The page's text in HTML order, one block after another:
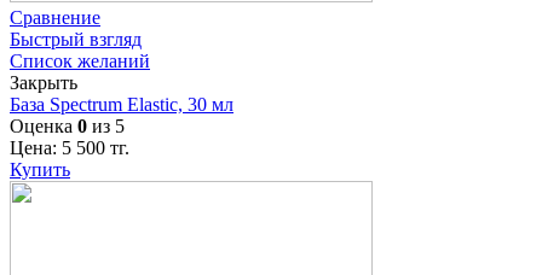
Сравнение
Быстрый взгляд
Список желаний
Закрыть
База Spectrum Elastic, 30 мл
Оценка 0 из 5
Цена: 5 500 тг.
Купить